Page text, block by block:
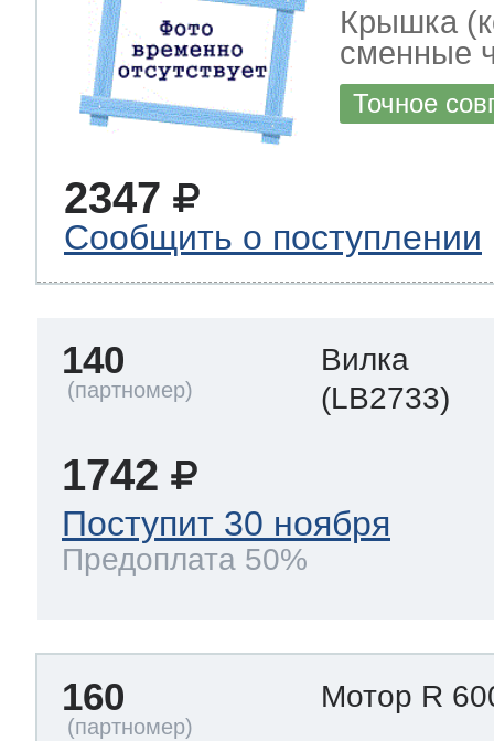
Крышка
сменные
Точное
2347
Сообщить о поступлении
140
Вилка
(LB2733)
1742
Поступит 30 ноября
Предоплата 50%
160 Мотор R